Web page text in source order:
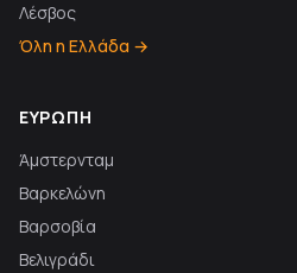
Λέσβος
Όλη η Ελλάδα →
ΕΥΡΏΠΗ
Άμστερνταμ
Βαρκελώνη
Βαρσοβία
Βελιγράδι